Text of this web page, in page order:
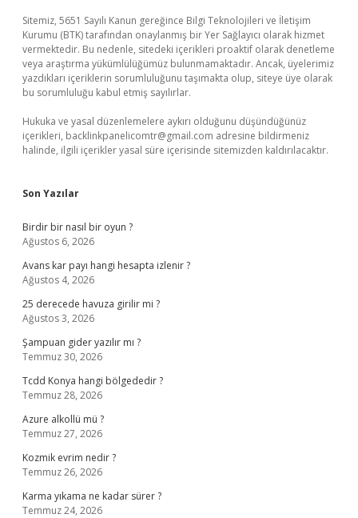
Sitemiz, 5651 Sayılı Kanun gereğince Bilgi Teknolojileri ve İletişim
Kurumu (BTK) tarafından onaylanmış bir Yer Sağlayıcı olarak hizmet
vermektedir. Bu nedenle, sitedeki içerikleri proaktif olarak denetleme
veya araştırma yükümlülüğümüz bulunmamaktadır. Ancak, üyelerimiz
yazdıkları içeriklerin sorumluluğunu taşımakta olup, siteye üye olarak
bu sorumluluğu kabul etmiş sayılırlar.
Hukuka ve yasal düzenlemelere aykırı olduğunu düşündüğünüz
içerikleri, backlinkpanelicomtr@gmail.com adresine bildirmeniz
halinde, ilgili içerikler yasal süre içerisinde sitemizden kaldırılacaktır.
Son Yazılar
Birdir bir nasıl bir oyun ?
Ağustos 6, 2026
Avans kar payı hangi hesapta izlenir ?
Ağustos 4, 2026
25 derecede havuza girilir mi ?
Ağustos 3, 2026
Şampuan gider yazılır mı ?
Temmuz 30, 2026
Tcdd Konya hangi bölgededir ?
Temmuz 28, 2026
Azure alkollü mü ?
Temmuz 27, 2026
Kozmik evrim nedir ?
Temmuz 26, 2026
Karma yıkama ne kadar sürer ?
Temmuz 24, 2026